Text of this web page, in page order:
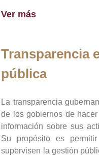
Ver más
Transparencia
pública
La transparencia
de los gobiernos de
información sobre sus
Su propósito es
supervisen la gestión